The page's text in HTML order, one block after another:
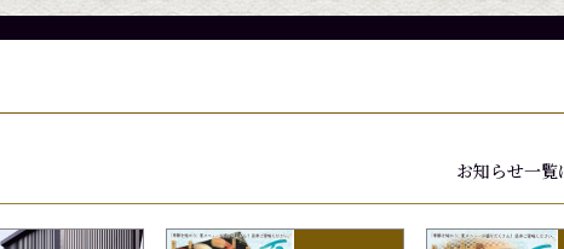
合、品質保持の為店頭にて値段が変動する場合がござ
合、品質保持の為店頭にて値段が変動する場合がござ
合、品質保持の為店頭にて値段が変動する場合がござ
お知らせ一覧